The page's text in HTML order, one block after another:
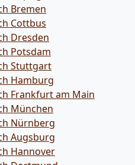
Bremen
Cottbus
Dresden
Potsdam
Stuttgart
Hamburg
Frankfurt am Main
München
Nürnberg
Augsburg
Hannover